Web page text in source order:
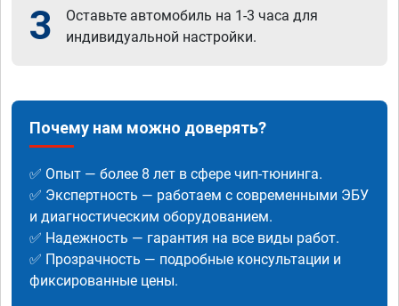
3
Оставьте автомобиль на 1-3 часа для
индивидуальной настройки.
Почему нам можно доверять?
✅ Опыт — более 8 лет в сфере чип-тюнинга.
✅ Экспертность — работаем с современными ЭБУ
и диагностическим оборудованием.
✅ Надежность — гарантия на все виды работ.
✅ Прозрачность — подробные консультации и
фиксированные цены.